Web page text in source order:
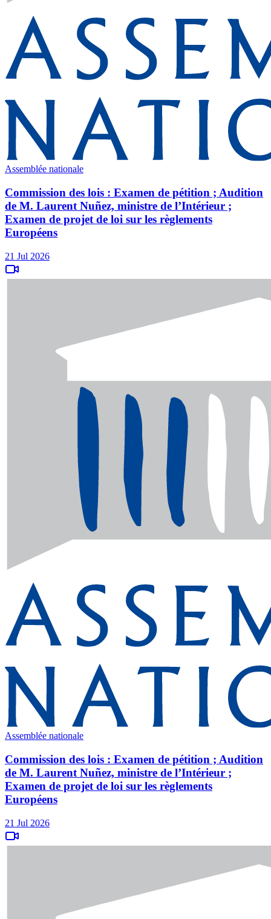
Assemblée nationale
Commission des lois : Examen de pétition ; Audition
de M. Laurent Nuñez, ministre de l’Intérieur ;
Examen de projet de loi sur les règlements
Européens
21 Jul 2026
Assemblée nationale
Commission des lois : Examen de pétition ; Audition
de M. Laurent Nuñez, ministre de l’Intérieur ;
Examen de projet de loi sur les règlements
Européens
21 Jul 2026